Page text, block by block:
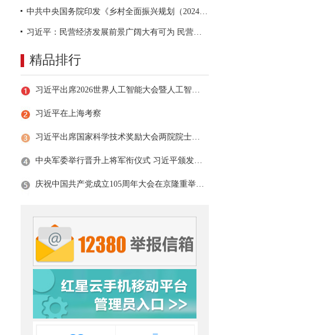
中共中央国务院印发《乡村全面振兴规划（2024—2027年）》
习近平：民营经济发展前景广阔大有可为 民营企业和民营企业家大显身手正当其时
精品排行
习近平出席2026世界人工智能大会暨人工智能全球治理高级别会议开幕式并发表主旨讲话
习近平在上海考察
习近平出席国家科学技术奖励大会两院院士大会中国科协第十一次全国代表大会并发表重要讲话
中央军委举行晋升上将军衔仪式 习近平颁发命令状并向晋衔的军官表示祝贺
庆祝中国共产党成立105周年大会在京隆重举行 习近平发表重要讲话